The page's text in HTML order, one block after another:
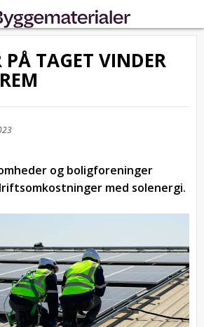
PÅ TAGET VINDER
og boligforeninger
med solenergi.